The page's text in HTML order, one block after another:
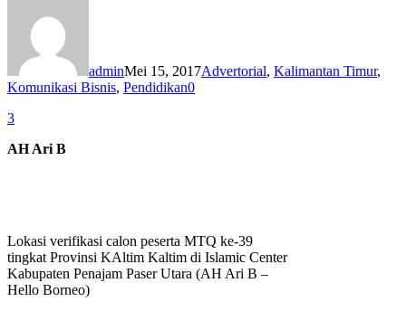
adminMei 15, 2017Advertorial, Kalimantan Timur,
Komunikasi Bisnis, Pendidikan0
3
AH Ari B
Lokasi verifikasi calon peserta MTQ ke-39
tingkat Provinsi KAltim Kaltim di Islamic Center
Kabupaten Penajam Paser Utara (AH Ari B –
Hello Borneo)